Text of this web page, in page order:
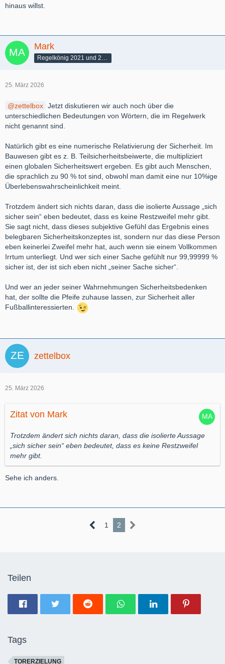
hinaus willst.
Mark
25. März 2026
zettelbox Jetzt diskutieren wir auch noch über die
unterschiedlichen Bedeutungen von Wörtern, die im Regelwerk
nicht genannt sind.
Natürlich gibt es eine numerische Relativierung der Sicherheit. Im
Bauwesen gibt es z. B. Teilsicherheitsbeiwerte, die multipliziert
einen globalen Sicherheitswert ergeben. Es gibt auch Menschen,
die sprachlich zu 90 % tot sind, obwohl man damit eine nur 10%ige
Überlebenswahrscheinlichkeit meint.
Trotzdem ändert sich nichts daran, dass die isolierte Aussage „sich
sicher sein“ eben bedeutet, dass es keine Restzweifel mehr gibt.
Sie sagt nicht, dass dieses subjektive Gefühl das Ergebnis eines
belegbaren Sicherheitskonzeptes ist, sondern nur das diese Person
eben keinerlei Zweifel mehr hat, auch wenn sie einem Vollkommen
Irrtum unterliegt. Und wer sich einer Sache gefühlt nur 99,99999 %
sicher ist, der ist sich eben nicht „seiner Sache sicher“.
Und wer an jeder seiner Wahrnehmungen Sicherheitsbedenken
hat, der sollte die Pfeife zuhause lassen, zur Sicherheit aller
Fußballinteressierten.
zettelbox
25. März 2026
Zitat von Mark
Trotzdem ändert sich nichts daran, dass die isolierte Aussage
„sich sicher sein“ eben bedeutet, dass es keine Restzweifel
mehr gibt.
Sehe ich anders.
1 2
Teilen
Tags
TORERZIELUNG